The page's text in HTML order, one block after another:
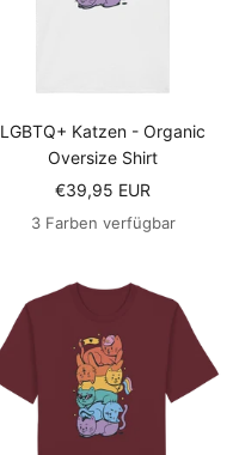
LGBTQ+ Katzen - Organic
Oversize Shirt
Angebotspreis
€39,95 EUR
3 Farben verfügbar